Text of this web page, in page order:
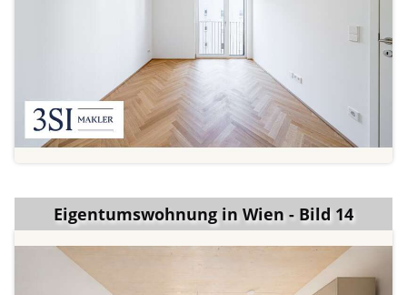
Eigentumswohnung in Wien - Bild 14